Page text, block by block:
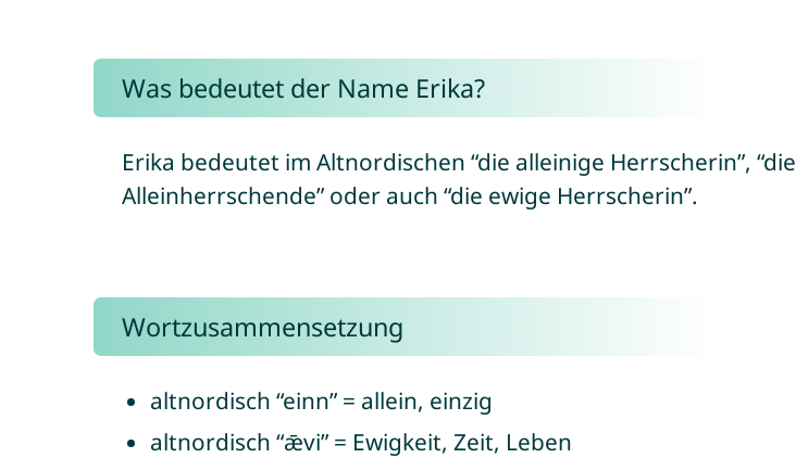
Was bedeutet der Name Erika?
Erika bedeutet im Altnordischen “die alleinige Herrscherin”, “die
Alleinherrschende” oder auch “die ewige Herrscherin”.
Wortzusammensetzung
altnordisch “einn” = allein, einzig
altnordisch “ǣvi” = Ewigkeit, Zeit, Leben